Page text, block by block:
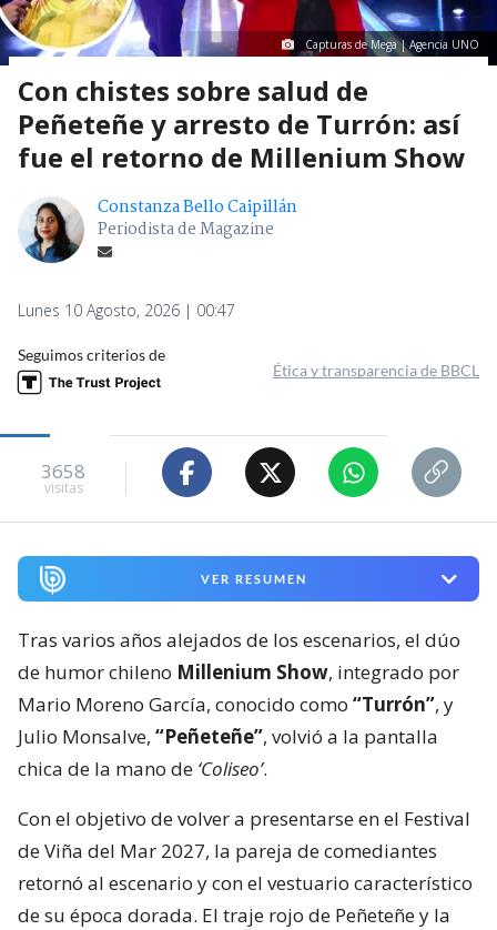
Capturas de Mega | Agencia UNO
Con chistes sobre salud de
Peñeteñe y arresto de Turrón: así
fue el retorno de Millenium Show
Constanza Bello Caipillán
Periodista de Magazine
Lunes 10 Agosto, 2026 | 00:47
Seguimos criterios de
Ética y transparencia de BBCL
3658
visitas
VER RESUMEN
Tras varios años alejados de los escenarios, el dúo
de humor chileno Millenium Show, integrado por
Mario Moreno García, conocido como “Turrón”, y
Julio Monsalve, “Peñeteñe”, volvió a la pantalla
chica de la mano de ‘Coliseo’.
Con el objetivo de volver a presentarse en el Festival
de Viña del Mar 2027, la pareja de comediantes
retornó al escenario y con el vestuario característico
de su época dorada. El traje rojo de Peñeteñe y la